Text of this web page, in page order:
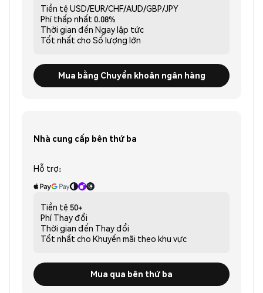
Tiền tệ USD/EUR/CHF/AUD/GBP/JPY
Phí thấp nhất 0.08%
Thời gian đến Ngay lập tức
Tốt nhất cho Số lượng lớn
Mua bằng Chuyển khoản ngân hàng
Nhà cung cấp bên thứ ba
Hỗ trợ:
Tiền tệ 50+
Phí Thay đổi
Thời gian đến Thay đổi
Tốt nhất cho Khuyến mãi theo khu vực
Mua qua bên thứ ba